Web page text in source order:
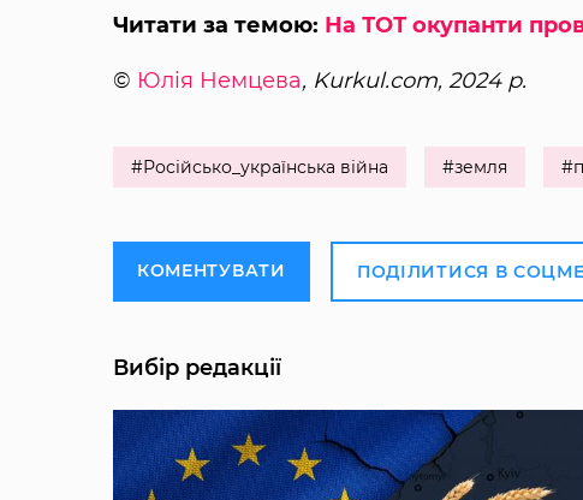
Читати за темою: На ТОТ окупанти
© Юлія Немцева, Kurkul.com, 2024 р.
#Російсько_українська війна #земля
КОМЕНТУВАТИ ПОДІЛИТИСЯ В
Вибір редакції